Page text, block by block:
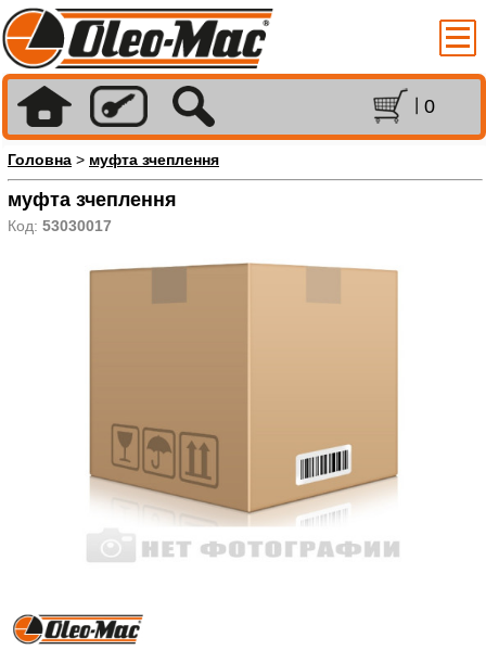
0
Головна > муфта зчеплення
муфта зчеплення
Код: 53030017